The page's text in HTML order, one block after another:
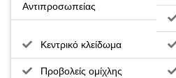
Αντιπροσωπείας
Κεντρικό κλείδωμα
Προβολείς ομίχλης